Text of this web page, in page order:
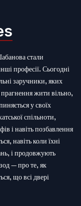
стали
професії. Сьогодні
заручники, яких
прагнення жити вільно,
у своїх
спільноти,
і навіть позбавлення
навіть коли їхні
і продовжують
— про те, як
що всі двері